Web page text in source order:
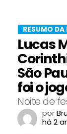
RESUMO DA
Lucas
São
foi o
Noite de
por
há 2